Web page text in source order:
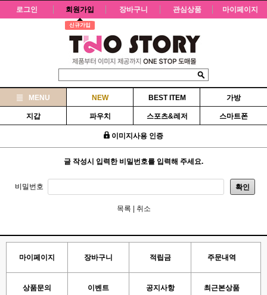
로그인 회원가입
신규가입
장바구니 관심상품 마이페이지
MENU NEW BEST ITEM 가방
지갑 파우치 스포츠&레저 스마트폰
이미지사용 인증
글 작성시 입력한 비밀번호를 입력해 주세요.
비밀번호 확인
목록 취소
마이페이지 장바구니 적립금 주문내역
상품문의 이벤트 공지사항 최근본상품